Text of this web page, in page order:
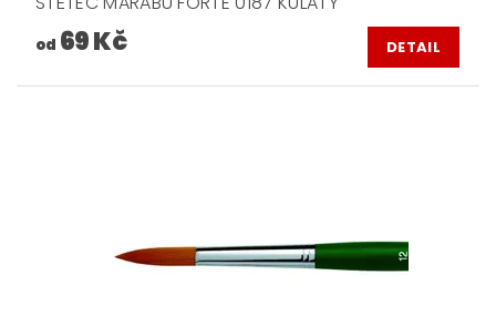
od 69 Kč DETAIL